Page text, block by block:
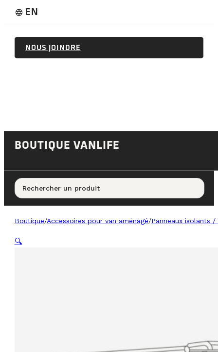
language EN
NOUS JOINDRE
BOUTIQUE VANLIFE
Rechercher un produit
Boutique/Accessoires pour van aménagé/Panneaux isolants
🔍